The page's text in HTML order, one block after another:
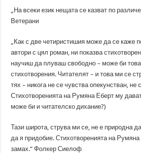
„На всеки език нещата се казват по
Ветерани
„Как с две четиристишия може да се каже
автори с цял роман, ни показва
научиш да плуваш свободно – може би това
стихотворения. Читателят – и това ми се
тях – никога не се чувства опекунстван, не
Стихотворенията на Румяна Еберт му
може би и читателско дихание?)
Тази широта, струва ми се, не е природна
да я придобие. Стихотворенията на Румяна
замах.“ Фолкер Сиелоф